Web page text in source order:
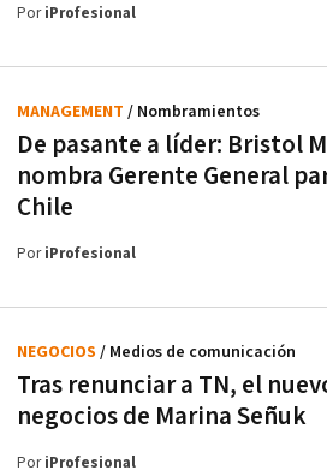
PoriProfesional
De pasante a líder: Bristol
nombra Gerente General
Chile
MANAGEMENT / Nombramientos
PoriProfesional
Tras renunciar a TN, el
negocios de Marina Señuk
NEGOCIOS / Medios de comunicación
PoriProfesional